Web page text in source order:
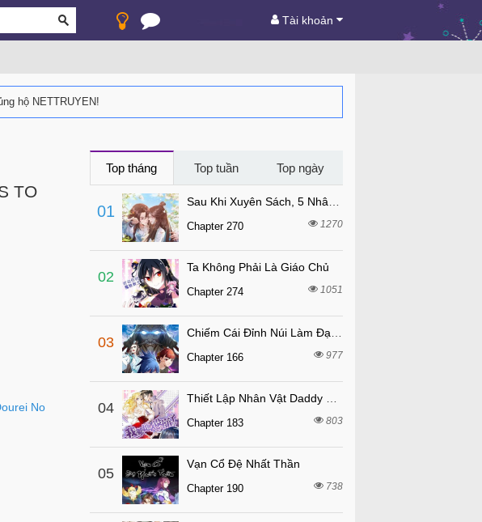
Tài khoản
hộ NETTRUYEN!
TO
No
Top tháng Top tuần Top ngày
01
Chapter 270 1270
02
Ta Không Phải Là Giáo Chủ
Chapter 274 1051
03
Chapter 166 977
04
Chapter 183 803
05
Vạn Cổ Đệ Nhất Thần
Chapter 190 738